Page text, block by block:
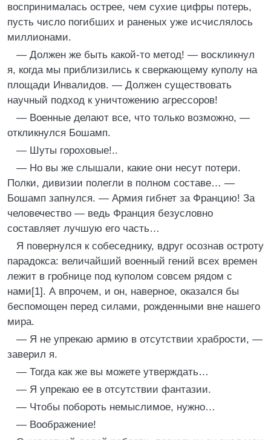
воспринималась острее, чем сухие цифры потерь,
пусть число погибших и раненых уже исчислялось
миллионами.
— Должен же быть какой-то метод! — воскликнул
я, когда мы приблизились к сверкающему куполу на
площади Инвалидов. — Должен существовать
научный подход к уничтожению агрессоров!
— Военные делают все, что только возможно, —
откликнулся Бошамп.
— Шуты гороховые!..
— Но вы же слышали, какие они несут потери.
Полки, дивизии полегли в полном составе… —
Бошамп запнулся. — Армия гибнет за Францию! За
человечество — ведь Франция безусловно
составляет лучшую его часть…
Я повернулся к собеседнику, вдруг осознав остроту
парадокса: величайший военный гений всех времен
лежит в гробнице под куполом совсем рядом с
нами[1]. А впрочем, и он, наверное, оказался бы
беспомощен перед силами, рожденными вне нашего
мира.
— Я не упрекаю армию в отсутствии храбрости, —
заверил я.
— Тогда как же вы можете утверждать…
— Я упрекаю ее в отсутствии фантазии.
— Чтобы побороть немыслимое, нужно…
— Воображение!